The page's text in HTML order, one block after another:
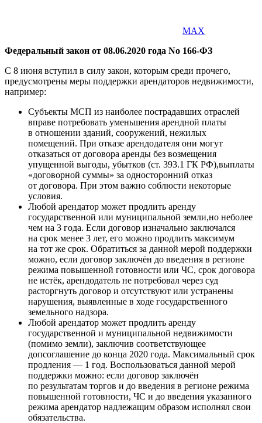
MAX
Федеральный закон от 08.06.2020 года No 166-ФЗ
С 8 июня вступил в силу закон, которым среди прочего,
предусмотрены меры поддержки арендаторов недвижимости,
например:
Субъекты МСП из наиболее пострадавших отраслей
вправе потребовать уменьшения арендной платы
в отношении зданий, сооружений, нежилых
помещений. При отказе арендодателя они могут
отказаться от договора аренды без возмещения
упущенной выгоды, убытков (ст. 393.1 ГК РФ),выплаты
«договорной суммы» за односторонний отказ
от договора. При этом важно соблюсти некоторые
условия.
Любой арендатор может продлить аренду
государственной или муниципальной земли,но неболее
чем на 3 года. Если договор изначально заключался
на срок менее 3 лет, его можно продлить максимум
на тот же срок. Обратиться за данной мерой поддержки
можно, если договор заключён до введения в регионе
режима повышенной готовности или ЧС, срок договора
не истёк, арендодатель не потребовал через суд
расторгнуть договор и отсутствуют или устранены
нарушения, выявленные в ходе государственного
земельного надзора.
Любой арендатор может продлить аренду
государственной и муниципальной недвижимости
(помимо земли), заключив соответствующее
допсоглашение до конца 2020 года. Максимальный срок
продления — 1 год. Воспользоваться данной мерой
поддержки можно: если договор заключён
по результатам торгов и до введения в регионе режима
повышенной готовности, ЧС и до введения указанного
режима арендатор надлежащим образом исполнял свои
обязательства.